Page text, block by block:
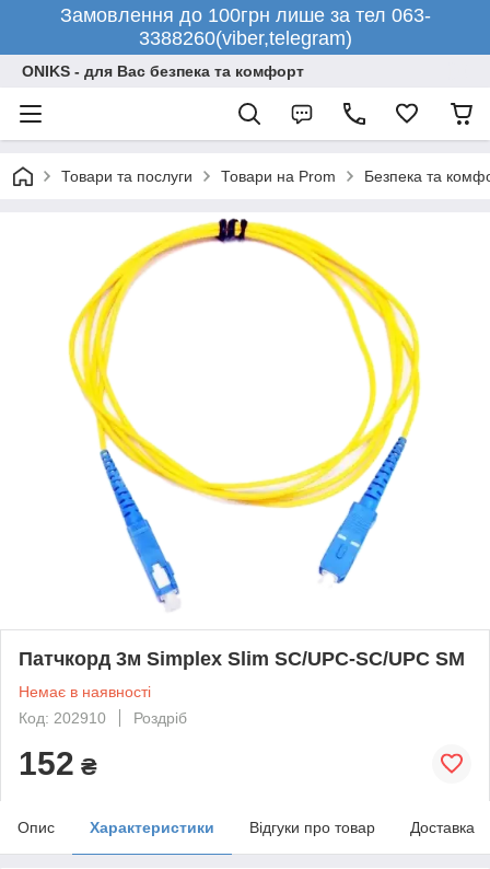
Замовлення до 100грн лише за тел 063-
3388260(viber,telegram)
ONIKS - для Вас безпека та комфорт
Товари та послуги Товари на Prom Безпека та
Патчкорд 3м Simplex Slim SC/UPC-SC/UPC SM
Немає в наявності
Код: 202910
Роздріб
152 ₴
Опис Характеристики Відгуки про товар Доставка